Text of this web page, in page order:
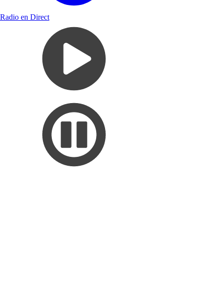
Radio en Direct